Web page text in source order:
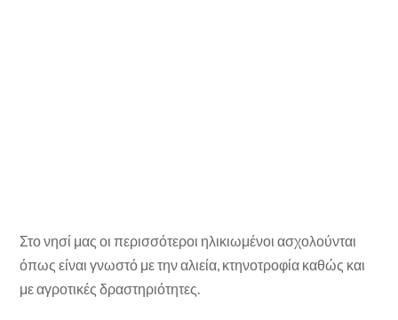
Στο νησί μας οι περισσότεροι ηλικιωμένοι ασχολούνται
όπως είναι γνωστό με την αλιεία, κτηνοτροφία καθώς και
με αγροτικές δραστηριότητες.